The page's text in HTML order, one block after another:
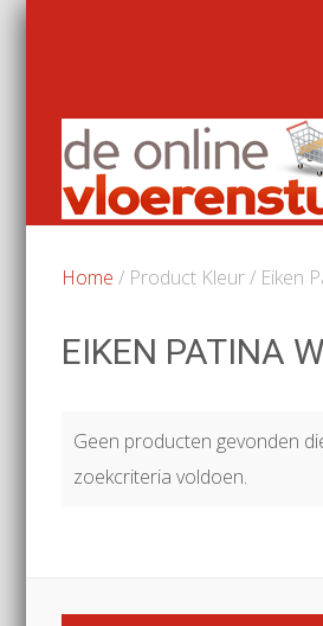
Home / Product Kleur / Eiken
EIKEN PATINA
Geen producten gevonden
zoekcriteria voldoen.